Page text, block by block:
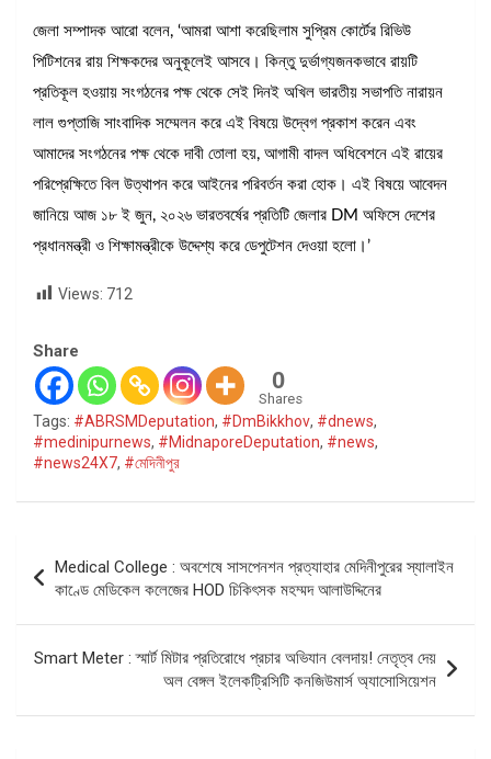
জেলা সম্পাদক আরো বলেন, ‘আমরা আশা করেছিলাম সুপ্রিম কোর্টের রিভিউ
পিটিশনের রায় শিক্ষকদের অনুকূলেই আসবে। কিন্তু দুর্ভাগ্যজনকভাবে রায়টি
প্রতিকূল হওয়ায় সংগঠনের পক্ষ থেকে সেই দিনই অখিল ভারতীয় সভাপতি নারায়ন
লাল গুপ্তাজি সাংবাদিক সম্মেলন করে এই বিষয়ে উদ্বেগ প্রকাশ করেন এবং
আমাদের সংগঠনের পক্ষ থেকে দাবী তোলা হয়, আগামী বাদল অধিবেশনে এই রায়ের
পরিপ্রেক্ষিতে বিল উত্থাপন করে আইনের পরিবর্তন করা হোক। এই বিষয়ে আবেদন
জানিয়ে আজ ১৮ ই জুন, ২০২৬ ভারতবর্ষের প্রতিটি জেলার DM অফিসে দেশের
প্রধানমন্ত্রী ও শিক্ষামন্ত্রীকে উদ্দেশ্য করে ডেপুটেশন দেওয়া হলো।’
Views: 712
Share
0
Shares
Tags: #ABRSMDeputation, #DmBikkhov, #dnews,
#medinipurnews, #MidnaporeDeputation, #news,
#news24X7, #মেদিনীপুর
Post
navigation
Medical College : অবশেষে সাসপেনশন প্রত্যাহার মেদিনীপুরের স্যালাইন
কাণ্ডে মেডিকেল কলেজের HOD চিকিৎসক মহম্মদ আলাউদ্দিনের
Smart Meter : স্মার্ট মিটার প্রতিরোধে প্রচার অভিযান বেলদায়! নেতৃত্ব দেয়
অল বেঙ্গল ইলেকট্রিসিটি কনজিউমার্স অ্যাসোসিয়েশন